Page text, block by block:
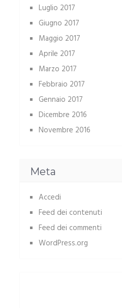
Luglio 2017
Giugno 2017
Maggio 2017
Aprile 2017
Marzo 2017
Febbraio 2017
Gennaio 2017
Dicembre 2016
Novembre 2016
Meta
Accedi
Feed dei contenuti
Feed dei commenti
WordPress.org